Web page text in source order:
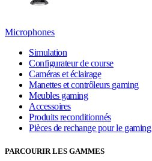
Microphones
Simulation
Configurateur de course
Caméras et éclairage
Manettes et contrôleurs gaming
Meubles gaming
Accessoires
Produits reconditionnés
Pièces de rechange pour le gaming
PARCOURIR LES GAMMES